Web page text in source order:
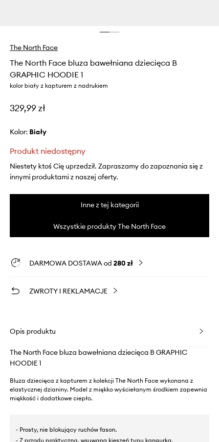
The North Face
The North Face bluza bawełniana dziecięca B
GRAPHIC HOODIE 1
kolor biały z kapturem z nadrukiem
329,99 zł
Kolor: biały
Produkt niedostępny
Niestety ktoś Cię uprzedził. Zapraszamy do zapoznania się z
innymi produktami z naszej oferty.
Inne z tej kategorii
Wszystkie produkty The North Face
DARMOWA DOSTAWA od 280 zł
ZWROTY I REKLAMACJE
Opis produktu
The North Face bluza bawełniana dziecięca B GRAPHIC
HOODIE 1
Bluza dziecięca z kapturem z kolekcji The North Face wykonana z
elastycznej dzianiny. Model z miękko wyściełanym środkiem zapewnia
miękkość i dodatkowe ciepło.
- Prosty, nie blokujący ruchów fason.
- Z przodu praktyczna, wsuwana kieszeń typu kangurka.